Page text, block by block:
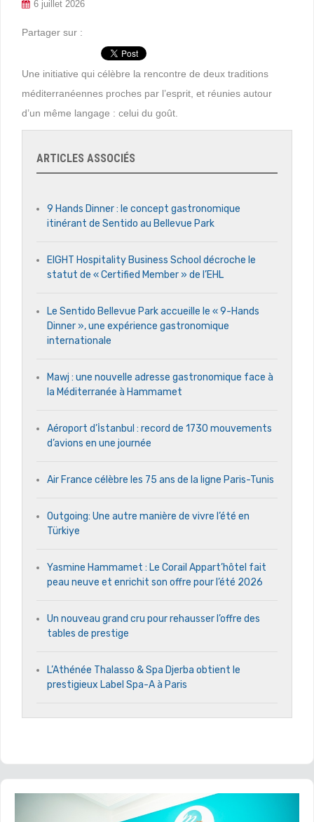
6 juillet 2026
Partager sur :
Une initiative qui célèbre la rencontre de deux traditions
méditerranéennes proches par l’esprit, et réunies autour
d’un même langage : celui du goût.
ARTICLES ASSOCIÉS
9 Hands Dinner : le concept gastronomique
itinérant de Sentido au Bellevue Park
EIGHT Hospitality Business School décroche le
statut de « Certified Member » de l’EHL
Le Sentido Bellevue Park accueille le « 9-Hands
Dinner », une expérience gastronomique
internationale
Mawj : une nouvelle adresse gastronomique face à
la Méditerranée à Hammamet
Aéroport d’İstanbul : record de 1730 mouvements
d’avions en une journée
Air France célèbre les 75 ans de la ligne Paris-Tunis
Outgoing: Une autre manière de vivre l’été en
Türkiye
Yasmine Hammamet : Le Corail Appart’hôtel fait
peau neuve et enrichit son offre pour l’été 2026
Un nouveau grand cru pour rehausser l’offre des
tables de prestige
L’Athénée Thalasso & Spa Djerba obtient le
prestigieux Label Spa-A à Paris